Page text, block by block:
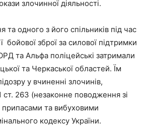
злочинної діяльності.
та одного з його спільників під час
бойової зброї за силової підтримки
та Альфа поліцейські затримали
та Черкаської областей. Їм
у вчиненні злочинів,
263 (незаконне поводження зі
та вибуховими
кодексу України.